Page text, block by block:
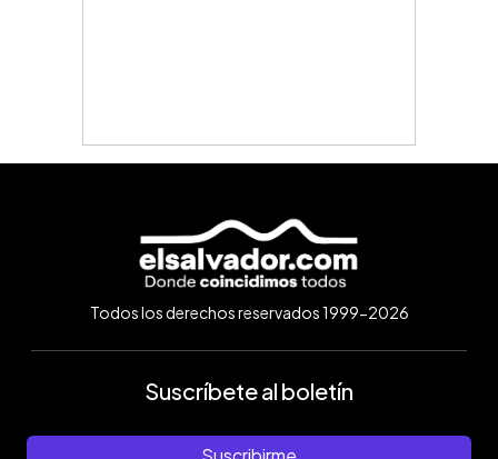
Todos los derechos reservados 1999-2026
Suscríbete al boletín